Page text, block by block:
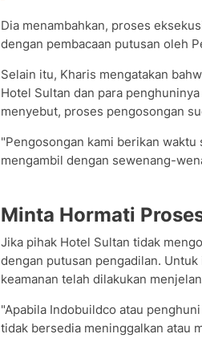
Dia menambahkan, proses
dengan pembacaan putusan oleh
Selain itu, Kharis mengatakan
Hotel Sultan dan para
menyebut, proses pengosongan
"Pengosongan kami berikan waktu
mengambil dengan sewenang-
Minta Hormati
Jika pihak Hotel Sultan tidak
dengan putusan pengadilan.
keamanan telah dilakukan
"Apabila Indobuildco atau
tidak bersedia meninggalkan atau